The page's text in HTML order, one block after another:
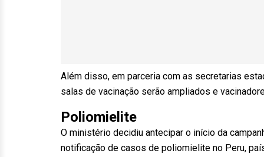
Além disso, em parceria com as secretarias
salas de vacinação serão ampliados e
Poliomielite
O ministério decidiu antecipar o início da
notificação de casos de poliomielite no Peru,